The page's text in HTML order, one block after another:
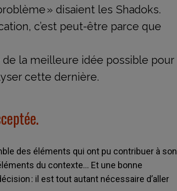
problème » disaient les Shadoks.
c’est peut-être parce que
la meilleure idée possible pour
cette dernière.
des éléments qui ont pu contribuer à son
du contexte… Et une bonne
: il est tout autant nécessaire d’aller